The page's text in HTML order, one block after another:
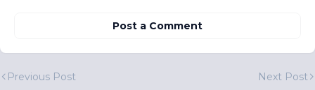
Post a Comment
Previous Post Next Post